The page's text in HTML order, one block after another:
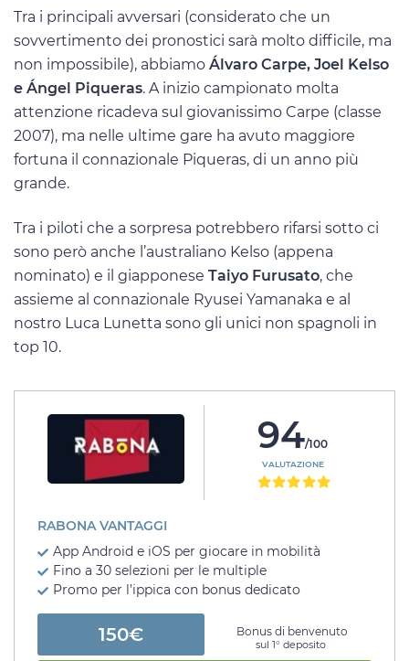
Tra i principali avversari (considerato che un
sovvertimento dei pronostici sarà molto difficile, ma
non impossibile), abbiamo Álvaro Carpe, Joel Kelso
e Ángel Piqueras. A inizio campionato molta
attenzione ricadeva sul giovanissimo Carpe (classe
2007), ma nelle ultime gare ha avuto maggiore
fortuna il connazionale Piqueras, di un anno più
grande.
Tra i piloti che a sorpresa potrebbero rifarsi sotto ci
sono però anche l’australiano Kelso (appena
nominato) e il giapponese Taiyo Furusato, che
assieme al connazionale Ryusei Yamanaka e al
nostro Luca Lunetta sono gli unici non spagnoli in
top 10.
94/100
VALUTAZIONE
RABONA VANTAGGI
App Android e iOS per giocare in mobilità
Fino a 30 selezioni per le multiple
Promo per l’ippica con bonus dedicato
150€ Bonus di benvenuto
sul 1° deposito